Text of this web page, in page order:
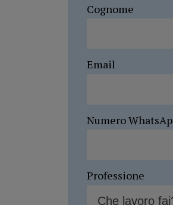
Cognome
Email
Numero
Professione